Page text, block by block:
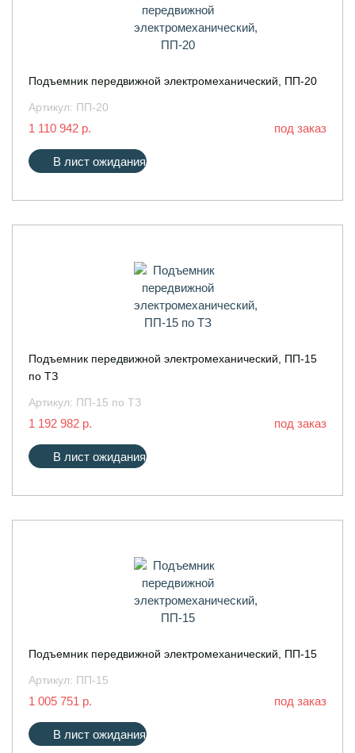
Подъемник передвижной электромеханический, ПП-20
Артикул: ПП-20
1 110 942 р. под заказ
В лист ожидания
Подъемник передвижной электромеханический, ПП-15
по ТЗ
Артикул: ПП-15 по ТЗ
1 192 982 р. под заказ
В лист ожидания
Подъемник передвижной электромеханический, ПП-15
Артикул: ПП-15
1 005 751 р. под заказ
В лист ожидания